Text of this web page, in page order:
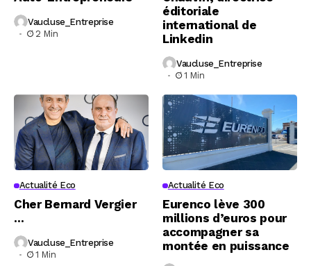
Vaucluse_Entreprise
2 Min
éditoriale
international de
Linkedin
Vaucluse_Entreprise
1 Min
Actualité Eco
Cher Bernard Vergier
…
Vaucluse_Entreprise
1 Min
Actualité Eco
Eurenco lève 300
millions d’euros pour
accompagner sa
montée en puissance